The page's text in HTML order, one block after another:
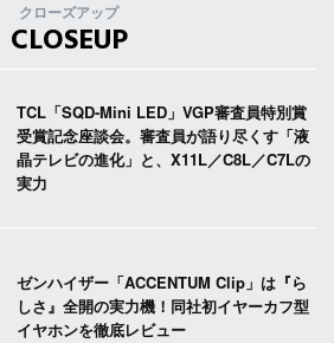
クローズアップ
CLOSEUP
TCL「SQD-Mini LED」VGP審査員特別賞
受賞記念座談会。審査員が語り尽くす「液
晶テレビの進化」と、X11L／C8L／C7Lの
実力
ゼンハイザー「ACCENTUM Clip」は『ら
しさ』全開の実力機！同社初イヤーカフ型
イヤホンを徹底レビュー